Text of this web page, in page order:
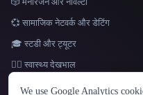
भाषा
💞 सामाजिक नेटवर्क और डेटिंग
🎓 स्टडी और ट्यूटर
👩‍⚕️ स्वास्थ्य देखभाल
We use Google Analytics